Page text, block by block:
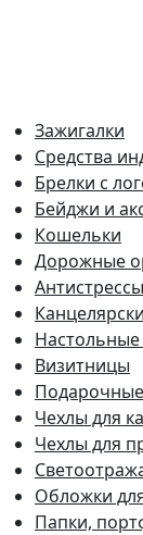
Зажигалки
Средства
Брелки с
Бейджи и
Кошельки
Дорожные
Антистрессы
Настольные
Визитницы
Чехлы для
Чехлы для
Обложки
Папки,